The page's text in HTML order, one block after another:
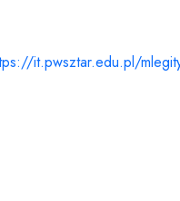
it.pwsztar.edu.pl/